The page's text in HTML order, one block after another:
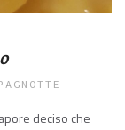
deciso che